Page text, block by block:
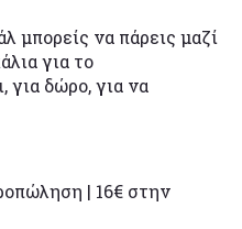
μπορείς να πάρεις μαζί
για το
για δώρο, για να
| 16€ στην